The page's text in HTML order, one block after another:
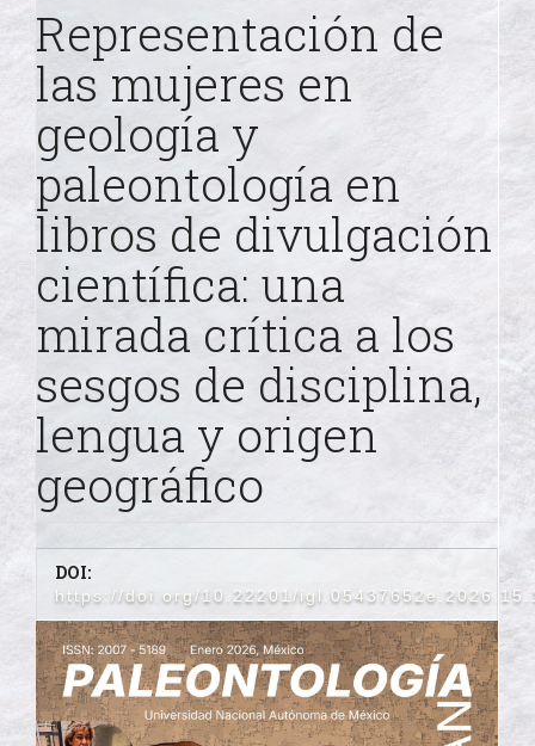
Representación de
las mujeres en
geología y
paleontología en
libros de divulgación
científica: una
mirada crítica a los
sesgos de disciplina,
lengua y origen
geográfico
DOI:
https://doi.org/10.22201/
Barra
lateral
del